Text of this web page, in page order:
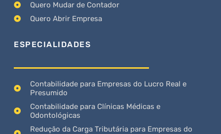
Quero Mudar de Contador
Quero Abrir Empresa
ESPECIALIDADES
Contabilidade para Empresas do Lucro Real e
Presumido
Contabilidade para Clínicas Médicas e
Odontológicas
Redução da Carga Tributária para Empresas do